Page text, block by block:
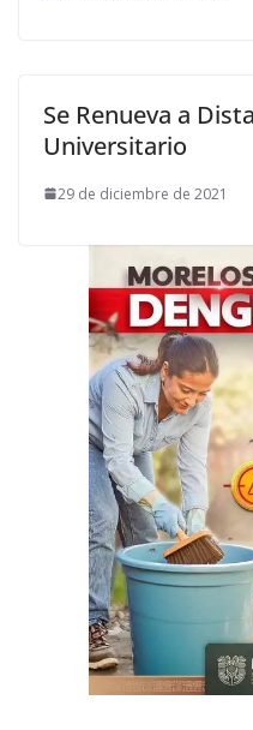
Se Renueva a
Universitario
29 de diciembre de 2021